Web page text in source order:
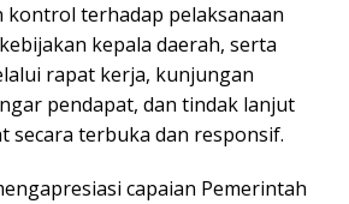
kontrol terhadap pelaksanaan
kepala daerah, serta
rapat kerja, kunjungan
pendapat, dan tindak lanjut
secara terbuka dan responsif.
capaian Pemerintah